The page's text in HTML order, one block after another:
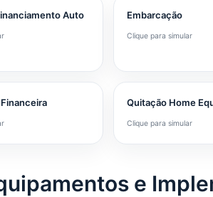
Auto Embarcação
Clique para simular
Quitação Home
Clique para simular
e